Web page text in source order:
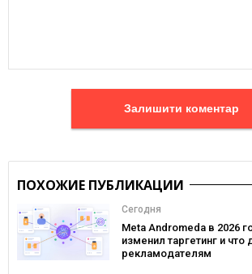
Залишити коментар
ПОХОЖИЕ ПУБЛИКАЦИИ
Сегодня
Meta Andromeda в 2026
изменил таргетинг и что
рекламодателям